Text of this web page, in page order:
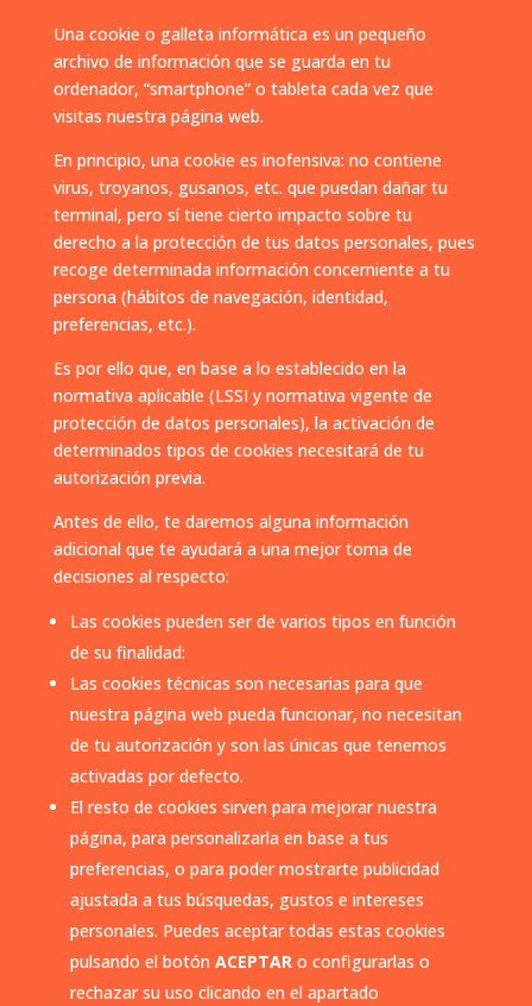
Una cookie o galleta informática es un pequeño
archivo de información que se guarda en tu
ordenador, “smartphone” o tableta cada vez que
visitas nuestra página web.
En principio, una cookie es inofensiva: no contiene
virus, troyanos, gusanos, etc. que puedan dañar tu
terminal, pero sí tiene cierto impacto sobre tu
derecho a la protección de tus datos personales, pues
recoge determinada información concerniente a tu
persona (hábitos de navegación, identidad,
preferencias, etc.).
Es por ello que, en base a lo establecido en la
normativa aplicable (LSSI y normativa vigente de
protección de datos personales), la activación de
determinados tipos de cookies necesitará de tu
autorización previa.
Antes de ello, te daremos alguna información
adicional que te ayudará a una mejor toma de
decisiones al respecto:
Las cookies pueden ser de varios tipos en función
de su finalidad:
Las cookies técnicas son necesarias para que
nuestra página web pueda funcionar, no necesitan
de tu autorización y son las únicas que tenemos
activadas por defecto.
El resto de cookies sirven para mejorar nuestra
página, para personalizarla en base a tus
preferencias, o para poder mostrarte publicidad
ajustada a tus búsquedas, gustos e intereses
personales. Puedes aceptar todas estas cookies
pulsando el botón ACEPTARo configurarlas o
rechazar su uso clicando en el apartado